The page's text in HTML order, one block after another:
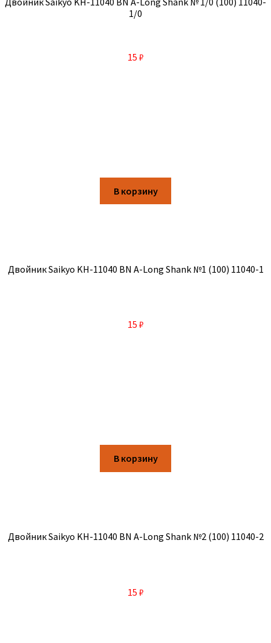
1/0
15 ₽
В корзину
Двойник Saikyo KH-11040 BN A-Long Shank №1 (100) 11040-1
15 ₽
В корзину
Двойник Saikyo KH-11040 BN A-Long Shank №2 (100) 11040-2
15 ₽